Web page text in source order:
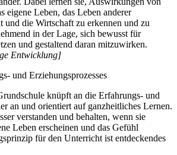
eigene Leben, das Leben anderer
und die Wirtschaft zu erkennen und zu
in der Lage, sich bewusst für
und gestaltend daran mitzuwirken.
Entwicklung]
und Erziehungsprozesses
knüpft an die Erfahrungs- und
an und orientiert auf ganzheitliches Lernen.
verstanden und behalten, wenn sie
Leben erscheinen und das Gefühl
für den Unterricht ist entdeckendes